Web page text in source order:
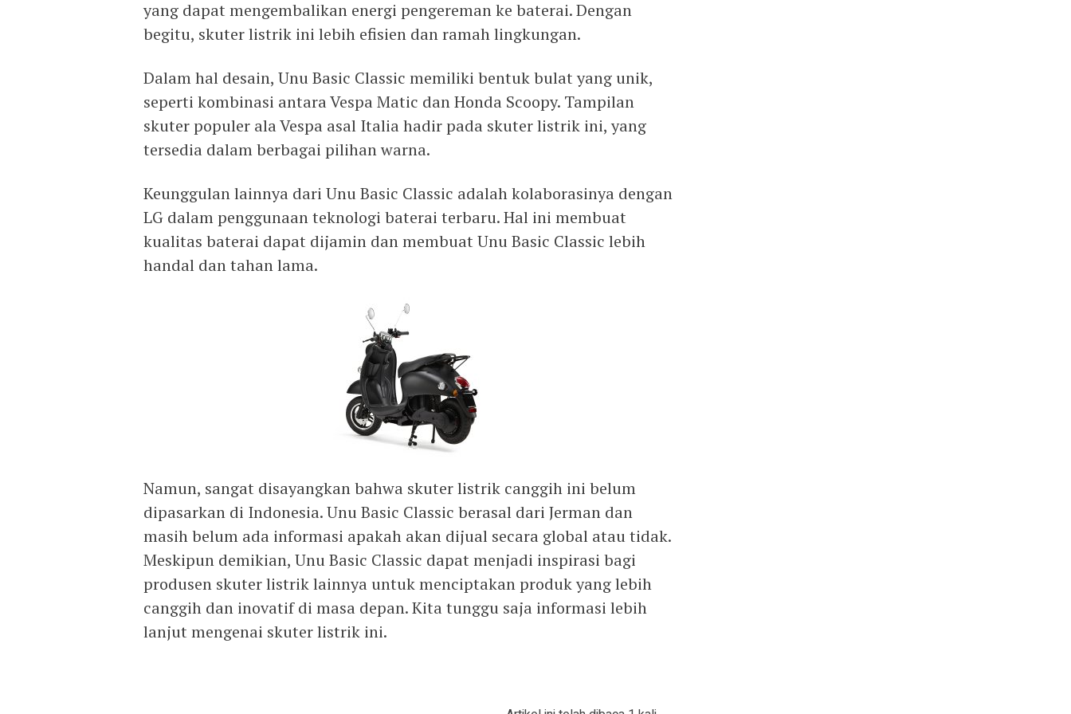
yang dapat mengembalikan energi pengereman ke baterai. Dengan
begitu, skuter listrik ini lebih efisien dan ramah lingkungan.
Dalam hal desain, Unu Basic Classic memiliki bentuk bulat yang unik,
seperti kombinasi antara Vespa Matic dan Honda Scoopy. Tampilan
skuter populer ala Vespa asal Italia hadir pada skuter listrik ini, yang
tersedia dalam berbagai pilihan warna.
Keunggulan lainnya dari Unu Basic Classic adalah kolaborasinya dengan
LG dalam penggunaan teknologi baterai terbaru. Hal ini membuat
kualitas baterai dapat dijamin dan membuat Unu Basic Classic lebih
handal dan tahan lama.
Namun, sangat disayangkan bahwa skuter listrik canggih ini belum
dipasarkan di Indonesia. Unu Basic Classic berasal dari Jerman dan
masih belum ada informasi apakah akan dijual secara global atau tidak.
Meskipun demikian, Unu Basic Classic dapat menjadi inspirasi bagi
produsen skuter listrik lainnya untuk menciptakan produk yang lebih
canggih dan inovatif di masa depan. Kita tunggu saja informasi lebih
lanjut mengenai skuter listrik ini.